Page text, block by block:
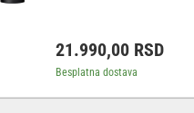
21.990,00 RSD
Besplatna dostava